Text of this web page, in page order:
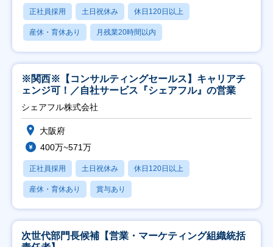
正社員採用 土日祝休み 休日120日以上
産休・育休あり 月残業20時間以内
※関西※【コンサルティングセールス】キャリアチ
ェンジ可！／自社サービス『シェアフル』の営業
シェアフル株式会社
大阪府
400万~571万
正社員採用 土日祝休み 休日120日以上
産休・育休あり 賞与あり
次世代部門長候補【営業・マーケティング組織統括